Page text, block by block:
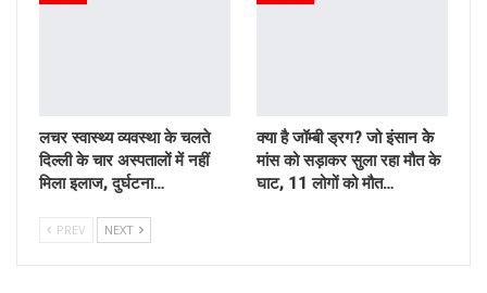
लचर स्वास्थ्य व्यवस्था के चलते
दिल्ली के चार अस्पतालों में नहीं
मिला इलाज, दुर्घटना…
क्या है जॉम्बी ड्रग? जो इंसान केे
मांस को सड़ाकर सुला रहा मौत के
घाट, 11 लोगों को मौत…
PREV NEXT